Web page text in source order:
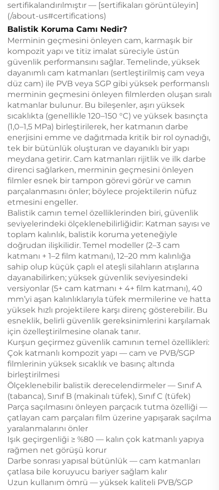
sertifikalandırılmıştır — [sertifikaları görüntüleyin]
(/about-us#certifications)
Balistik Koruma Camı Nedir?
Merminin geçmesini önleyen cam, karmaşık bir
kompozit yapı ve titiz imalat süreciyle üstün
güvenlik performansını sağlar. Temelinde, yüksek
dayanımlı cam katmanları (sertleştirilmiş cam veya
düz cam) ile PVB veya SGP gibi yüksek performanslı
merminin geçmesini önleyen filmlerden oluşan sıralı
katmanlar bulunur. Bu bileşenler, aşırı yüksek
sıcaklıkta (genellikle 120–150 °C) ve yüksek basınçta
(1,0–1,5 MPa) birleştirilerek, her katmanın darbe
enerjisini emme ve dağıtmada kritik bir rol oynadığı,
tek bir bütünlük oluşturan ve dayanıklı bir yapı
meydana getirir. Cam katmanları rijitlik ve ilk darbe
direnci sağlarken, merminin geçmesini önleyen
filmler esnek bir tampon görevi görür ve camın
parçalanmasını önler; böylece projektilerin nüfuz
etmesini engeller.
Balistik camın temel özelliklerinden biri, güvenlik
seviyelerindeki ölçeklenebilirliğidir: Katman sayısı ve
toplam kalınlık, balistik koruma yeteneğiyle
doğrudan ilişkilidir. Temel modeller (2–3 cam
katmanı + 1–2 film katmanı), 12–20 mm kalınlığa
sahip olup küçük çaplı el ateşli silahların atışlarına
dayanabilirken; yüksek güvenlik seviyesindeki
versiyonlar (5+ cam katmanı + 4+ film katmanı), 40
mm’yi aşan kalınlıklarıyla tüfek mermilerine ve hatta
yüksek hızlı projektilere karşı direnç gösterebilir. Bu
esneklik, belirli güvenlik gereksinimlerini karşılamak
için özelleştirilmesine olanak tanır.
Kurşun geçirmez güvenlik camının temel özellikleri:
Çok katmanlı kompozit yapı — cam ve PVB/SGP
filmlerinin yüksek sıcaklık ve basınç altında
birleştirilmesi
Ölçeklenebilir balistik derecelendirmeler — Sınıf A
(tabanca), Sınıf B (makinalı tüfek), Sınıf C (tüfek)
Parça saçılmasını önleyen parçacık tutma özelliği —
çatlayan cam parçaları film üzerine yapışarak saçılma
yaralanmalarını önler
Işık geçirgenliği ≥ %80 — kalın çok katmanlı yapıya
rağmen net görüşü korur
Darbe sonrası yapısal bütünlük — cam katmanları
çatlasa bile koruyucu bariyer sağlam kalır
Uzun kullanım ömrü — yüksek kaliteli PVB/SGP